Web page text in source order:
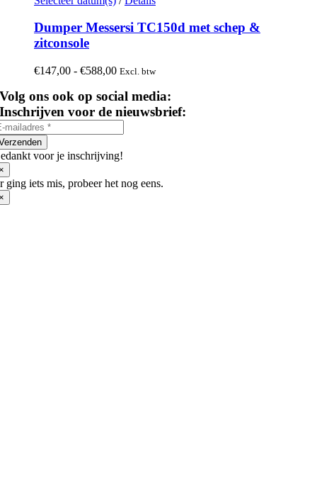
heeft
optie
kan
gekozen
worden
productpagina
Dumper Messersi TC150d met schep &
zitconsole
€147,00 - €588,00Prijsklasse:
tot
€588,00
Excl. btw
Volg ons ook op social media:
Inschrijven voor de nieuwsbrief:
voor je inschrijving!
ging iets mis, probeer het nog eens.